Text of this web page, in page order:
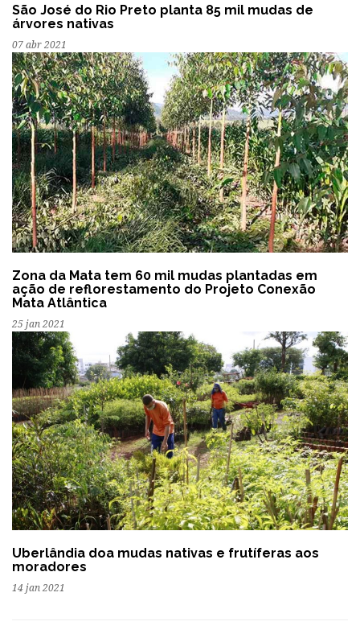
São José do Rio Preto planta 85 mil mudas de
árvores nativas
07 abr 2021
Zona da Mata tem 60 mil mudas plantadas em
ação de reflorestamento do Projeto Conexão
Mata Atlântica
25 jan 2021
Uberlândia doa mudas nativas e frutíferas aos
moradores
14 jan 2021